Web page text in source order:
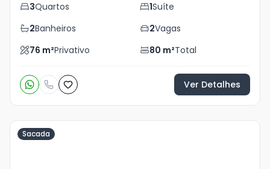
3Quartos 1Suíte
2Banheiros 2Vagas
76 m²Privativo 80 m²Total
Ver Detalhes
Sacada